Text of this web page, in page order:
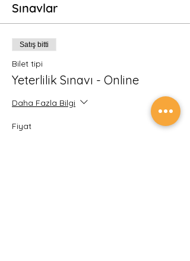
Sınavlar
Satış bitti
Bilet tipi
Yeterlilik Sınavı - Online
Daha Fazla Bilgi
Fiyat